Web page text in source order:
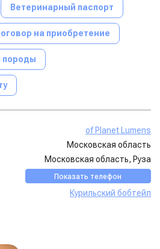
Ветеринарный паспорт
на приобретение
породы
of Planet Lumens
Московская область
Московская область, Руза
Показать телефон
Курильский бобтейл